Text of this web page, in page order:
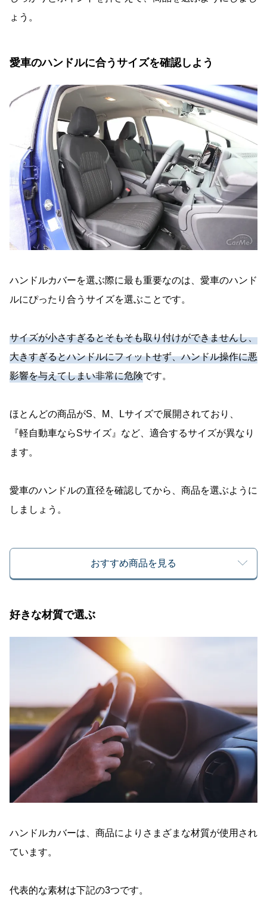
ょう。
愛車のハンドルに合うサイズを確認しよう
ハンドルカバーを選ぶ際に最も重要なのは、愛車のハンド
ルにぴったり合うサイズを選ぶことです。
サイズが小さすぎるとそもそも取り付けができませんし、
大きすぎるとハンドルにフィットせず、ハンドル操作に悪
影響を与えてしまい非常に危険です。
ほとんどの商品がS、M、Lサイズで展開されており、
『軽自動車ならSサイズ』など、適合するサイズが異なり
ます。
愛車のハンドルの直径を確認してから、商品を選ぶように
しましょう。
おすすめ商品を見る
好きな材質で選ぶ
ハンドルカバーは、商品によりさまざまな材質が使用され
ています。
代表的な素材は下記の3つです。